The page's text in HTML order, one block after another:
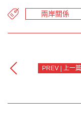
兩岸關係
PREV | 上一篇